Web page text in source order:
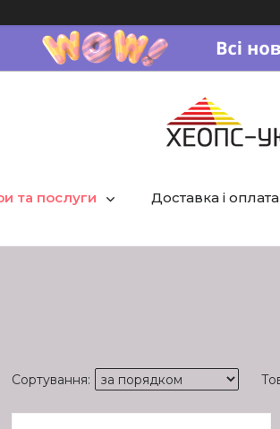
та послуги Доставка і оплата